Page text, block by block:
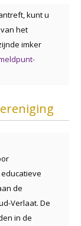
kunt u
het
imker
de
Verlaat. De
in de